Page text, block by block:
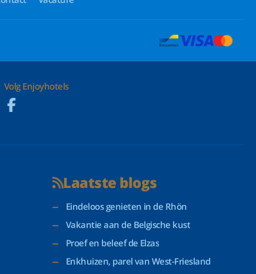
Volg Enjoyhotels
Laatste blogs
Eindeloos genieten in de Rhön
Vakantie aan de Belgische kust
Proef en beleef de Elzas
Enkhuizen, parel van West-Friesland